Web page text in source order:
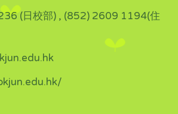
(日校部) , (852) 2609 1194(住